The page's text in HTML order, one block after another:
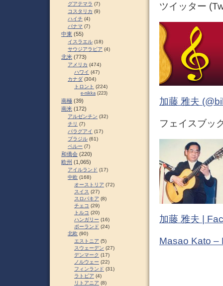
ツイッター
加藤 雅夫
フェイスブッ
加藤 雅夫 |
Masao Kato –
グアテマラ (7)
コスタリカ (9)
ハイチ (4)
パナマ (7)
中東 (55)
イスラエル (18)
サウジアラビア (4)
北米 (773)
アメリカ (474)
ハワイ (47)
カナダ (304)
トロント (224)
e-nikka (223)
南極 (39)
南米 (172)
アルゼンチン (32)
チリ (7)
パラグアイ (17)
ブラジル (61)
ペルー (7)
和僑会 (220)
欧州 (1,065)
アイルランド (17)
中欧 (168)
オーストリア (72)
スイス (27)
スロパキア (8)
チェコ (29)
トルコ (20)
ハンガリー (16)
ポーランド (24)
北欧 (90)
エストニア (5)
スウェーデン (27)
デンマーク (17)
ノルウェー (22)
フィンランド (31)
ラトビア (4)
リトアニア (8)